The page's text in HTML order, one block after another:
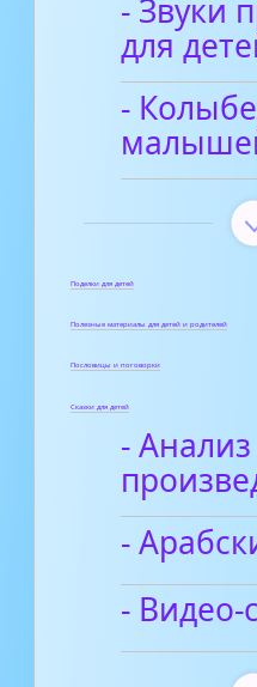
- Звуки
для
-
Поделки для детей
Полезные материалы для детей и родителей
Пословицы и поговорки
Сказки для детей
- Анализ
-
- Видео-